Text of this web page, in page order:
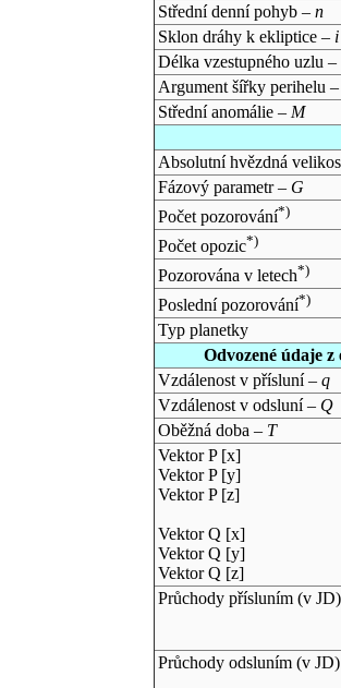
Střední denní pohyb – n
Sklon dráhy k ekliptice – i
Délka vzestupného uzlu –
Argument šířky perihelu
Střední anomálie – M
Absolutní hvězdná
Fázový parametr – G
Počet pozorování*)
Počet opozic*)
Pozorována v letech*)
Poslední pozorování*)
Typ planetky
Odvozené údaje
Vzdálenost v přísluní – q
Vzdálenost v odsluní – Q
Oběžná doba – T
Vektor P [x]
Vektor P [y]
Vektor P [z]
Vektor Q [x]
Vektor Q [y]
Vektor Q [z]
Průchody přísluním (v JD)
Průchody odsluním (v JD)